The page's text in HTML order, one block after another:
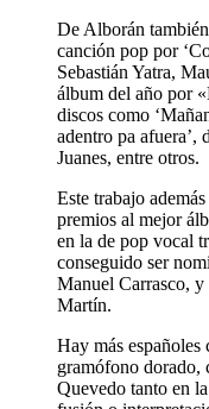
De Alborán
canción pop por
Sebastián Yatra,
álbum del año por
discos como
adentro pa afuera’,
Juanes, entre otros.
Este trabajo
premios al mejor
en la de pop vocal
conseguido ser
Manuel Carrasco, y
Martín.
Hay más
gramófono dorado,
Quevedo tanto en